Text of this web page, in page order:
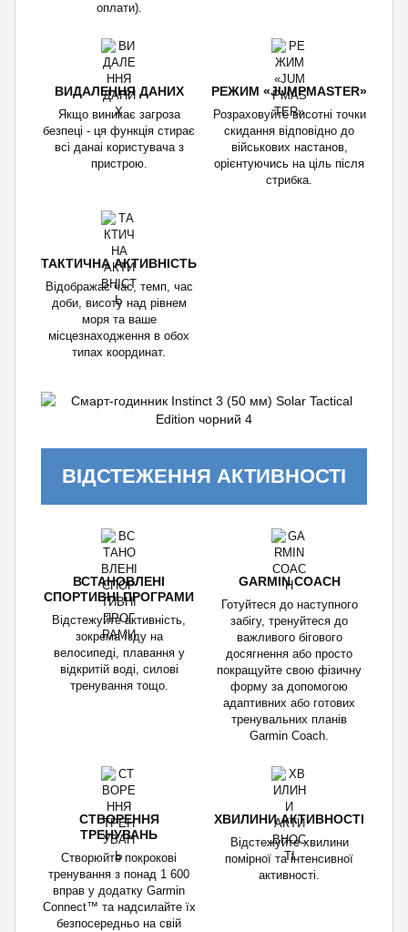
оплати).
ВИДАЛЕННЯ ДАНИХ
Якщо виникає загроза
безпеці - ця функція стирає
всі данаі користувача з
пристрою.
РЕЖИМ «JUMPMASTER»
Розраховуйте висотні точки
скидання відповідно до
військових настанов,
орієнтуючись на ціль після
стрибка.
ТАКТИЧНА АКТИВНІСТЬ
Відображає час, темп, час
доби, висоту над рівнем
моря та ваше
місцезнаходження в обох
типах координат.
ВІДСТЕЖЕННЯ АКТИВНОСТІ
ВСТАНОВЛЕНІ
СПОРТИВНІ ПРОГРАМИ
Відстежуйте активність,
зокрема їзду на
велосипеді, плавання у
відкритій воді, силові
тренування тощо.
GARMIN COACH
Готуйтеся до наступного
забігу, тренуйтеся до
важливого бігового
досягнення або просто
покращуйте свою фізичну
форму за допомогою
адаптивних або готових
тренувальних планів
Garmin Coach.
СТВОРЕННЯ
ТРЕНУВАНЬ
Створюйте покрокові
тренування з понад 1 600
вправ у додатку Garmin
Connect™ та надсилайте їх
безпосередньо на свій
ХВИЛИНИ АКТИВНОСТІ
Відстежуйте хвилини
помірної та інтенсивної
активності.